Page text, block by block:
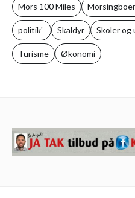
Mors 100 Miles
politik'¨ Skaldyr Skoler og
Turisme Økonomi